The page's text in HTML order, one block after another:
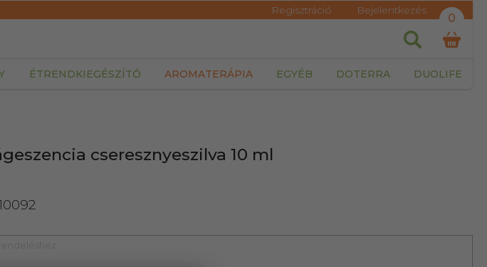
Regisztráció Bejelentkezés
0
ÉTRENDKIEGÉSZÍTŐ AROMATERÁPIA EGYÉB DOTERRA DUOLIFE
cseresznyeszilva 10 ml